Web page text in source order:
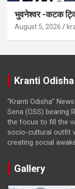
भुवनेश्वर -कटक
August 5, 2026
Kranti
“Kranti Odisha”
Sena (OSS) bearing
the focus to fill the
socio-cultural outfit
creating social
Gallery